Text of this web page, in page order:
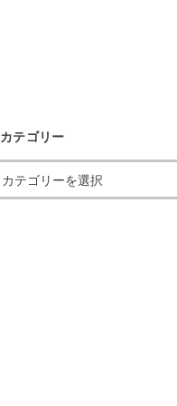
カテゴリー